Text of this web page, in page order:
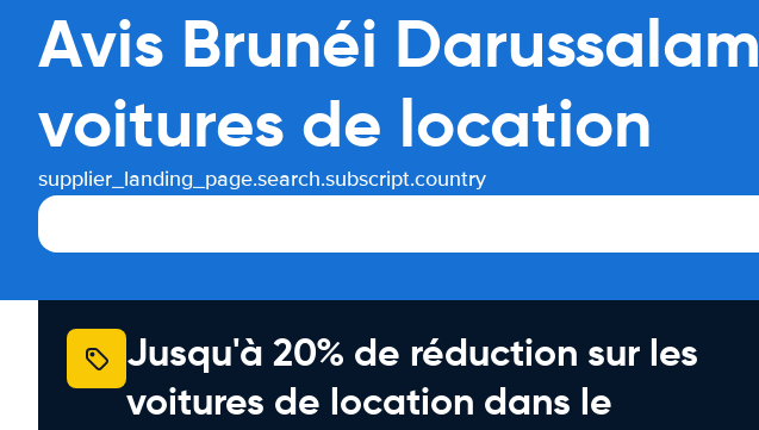
Avis Brunéi
voitures de location
supplier_landing_page.search.subscript.country
Jusqu'à 20% de réduction sur les
voitures de location dans le